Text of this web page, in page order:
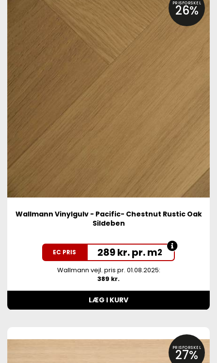
PRISFORSKEL
26%
Wallmann Vinylgulv - Pacific- Chestnut Rustic Oak
Sildeben
EC PRIS 289 kr. pr. m2
Wallmann vejl. pris pr. 01.08.2025:
389 kr.
LÆG I KURV
PRISFORSKEL
27%